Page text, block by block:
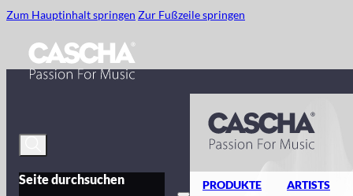
Zum Hauptinhalt springen Zur Fußzeile springen
Seite durchsuchen PRODUKTE ARTISTS